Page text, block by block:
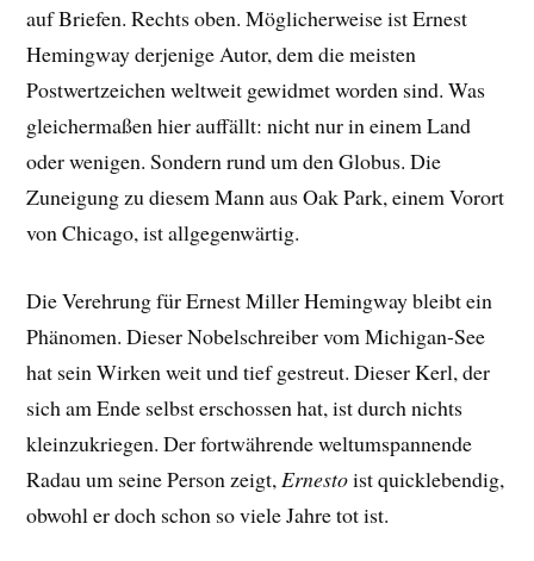
auf Briefen. Rechts oben. Möglicherweise ist Ernest
Hemingway derjenige Autor, dem die meisten
Postwertzeichen weltweit gewidmet worden sind. Was
gleichermaßen hier auffällt: nicht nur in einem Land
oder wenigen. Sondern rund um den Globus. Die
Zuneigung zu diesem Mann aus Oak Park, einem Vorort
von Chicago, ist allgegenwärtig.
Die Verehrung für Ernest Miller Hemingway bleibt ein
Phänomen. Dieser Nobelschreiber vom Michigan-See
hat sein Wirken weit und tief gestreut. Dieser Kerl, der
sich am Ende selbst erschossen hat, ist durch nichts
kleinzukriegen. Der fortwährende weltumspannende
Radau um seine Person zeigt, Ernestoist quicklebendig,
obwohl er doch schon so viele Jahre tot ist.